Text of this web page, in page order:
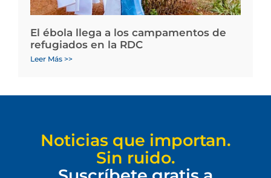
El ébola llega a los campamentos de
refugiados en la RDC
Leer Más >>
Noticias que importan.
Sin ruido.